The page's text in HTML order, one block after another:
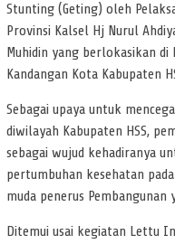
Stunting (Geting) oleh
Provinsi Kalsel Hj Nurul
Muhidin yang berlokasikan di
Kandangan Kota Kabupaten
Sebagai upaya untuk
diwilayah Kabupaten HSS,
sebagai wujud kehadiranya
pertumbuhan kesehatan
muda penerus
Ditemui usai kegiatan Lettu